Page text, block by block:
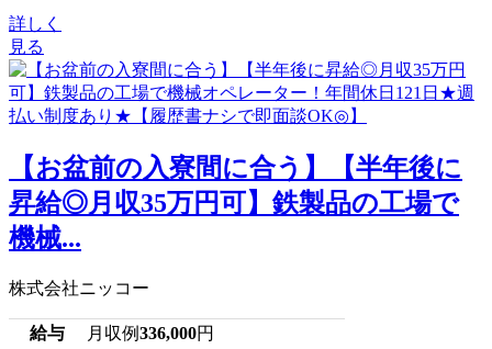
詳しく
見る
【お盆前の入寮間に合う】【半年後に
昇給◎月収35万円可】鉄製品の工場で
機械...
株式会社ニッコー
給与 月収例336,000円